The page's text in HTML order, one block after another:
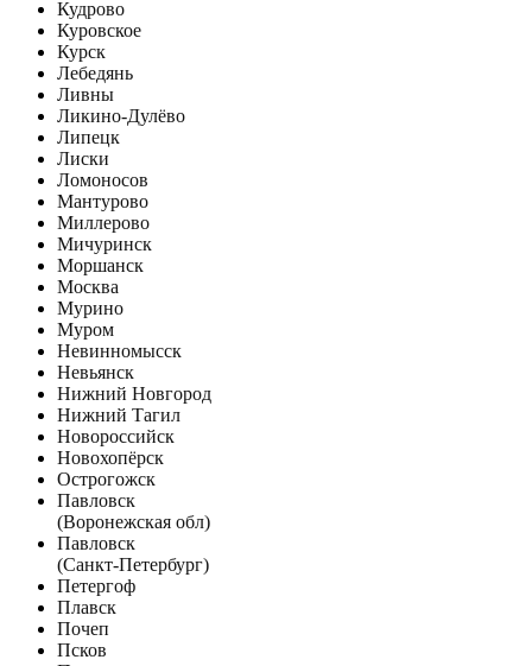
Кудрово
Куровское
Курск
Лебедянь
Ливны
Ликино-Дулёво
Липецк
Лиски
Ломоносов
Мантурово
Миллерово
Мичуринск
Моршанск
Москва
Мурино
Муром
Невинномысск
Невьянск
Нижний Новгород
Нижний Тагил
Новороссийск
Новохопёрск
Острогожск
Павловск
(Воронежская обл)
Павловск
(Санкт-Петербург)
Петергоф
Плавск
Почеп
Псков